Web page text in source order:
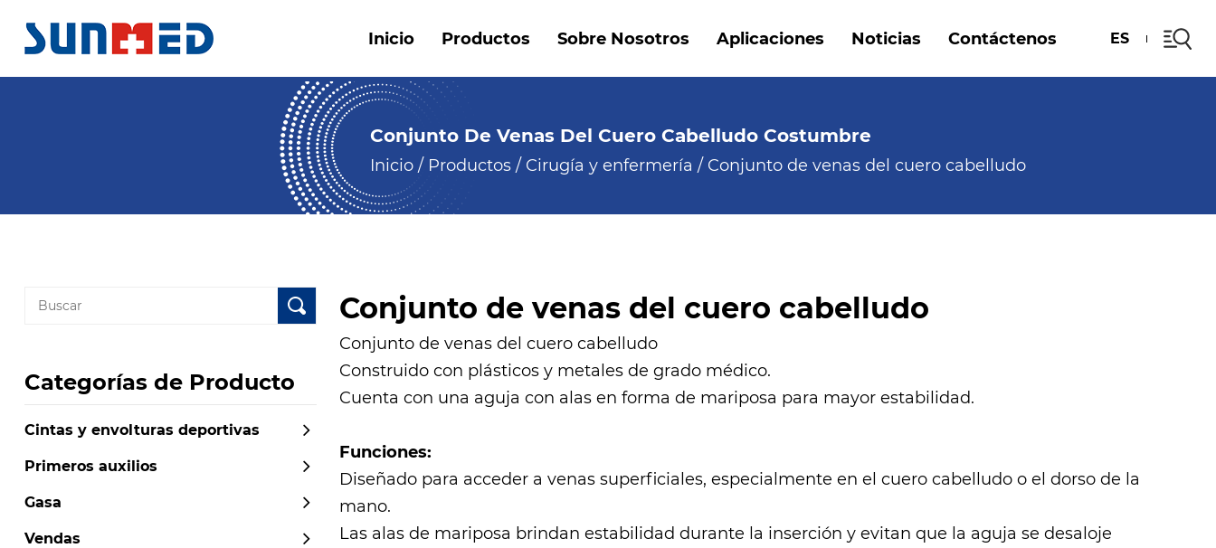
Inicio Productos Sobre Nosotros Aplicaciones Noticias Contáctenos ES
Conjunto De Venas Del Cuero Cabelludo Costumbre
Inicio/ Productos/ Cirugía y enfermería / Conjunto de venas del cuero cabelludo
Categorías de Producto
Cintas y envolturas deportivas
Primeros auxilios
Gasa
Vendas
Conjunto de venas del cuero cabelludo
Conjunto de venas del cuero cabelludo
Construido con plásticos y metales de grado médico.
Cuenta con una aguja con alas en forma de mariposa para mayor estabilidad.
Funciones:
Diseñado para acceder a venas superficiales, especialmente en el cuero cabelludo o el dorso de la
mano.
Las alas de mariposa brindan estabilidad durante la inserción y evitan que la aguja se desaloje